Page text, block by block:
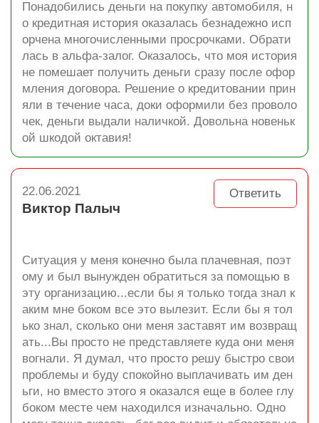
Понадобились деньги на покупку автомобиля, н
о кредитная история оказалась безнадежно исп
орчена многочисленными просрочками. Обрати
лась в альфа-залог. Оказалось, что моя история
не помешает получить деньги сразу после офор
мления договора. Решение о кредитовании прин
яли в течение часа, доки оформили без проволо
чек, деньги выдали наличкой. Довольна новеньк
ой шкодой октавия!
Ответить
22.06.2021
Виктор Палыч
Ситуация у меня конечно была плачевная, поэт
ому и был вынужден обратиться за помощью в
эту организацию...если бы я только тогда знал к
аким мне боком все это вылезит. Если бы я тол
ько знал, сколько они меня заставят им возвращ
ать...Вы просто не представляете куда они меня
вогнали. Я думал, что просто решу быстро свои
проблемы и буду спокойно выплачивать им ден
ьги, но вместо этого я оказался еще в более глу
боком месте чем находился изначально. Одно